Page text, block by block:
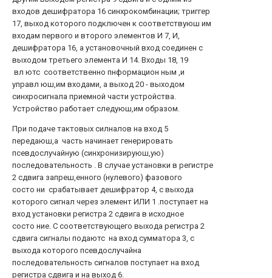
входов дешифратора 16 синхрокомбинации; триггер
17, выход которого подключен к соответствуюш им
входам первого и второго элементов И 7, И,
дешифратора 16, а установочный вход соединен с
выходом третьего элемента И 14. Входы 18, 19
вл ютс соответственно пнформацион ным ,и
управл юш,им входами, а выход 20 - выходом
синхросигнала приемной части устройства.
Устройство работает следуюш,им образом.
При подаче тактовых силналов на вход 5
передаюш,а часть начинает генерировать
псевдослучайную (синхронизируюш,ую)
последовательность . В случае установки в регистре
2 сдвига запреш,енного (нулевого) фазового
состо ни срабатывает дешифратор 4, с выхода
которого сигнал через элемент ИЛИ 1 .поступает на
вход установки регистра 2 сдвига в исходное
состо ние. С соответствующего выхода регистра 2
сдвига сигналы подаютс на вход сумматора 3, с
выхода которого псевдослучайна
последовательность сигналов поступает на вход
регистра сдвига и на выход 6.